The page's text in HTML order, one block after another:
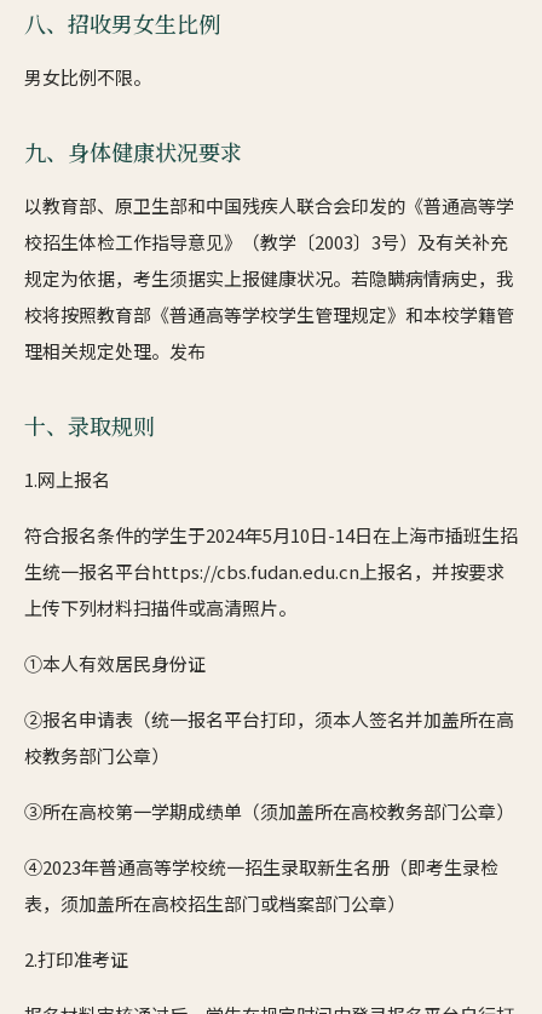
八、招收男女生比例
男女比例不限。
九、身体健康状况要求
以教育部、原卫生部和中国残疾人联合会印发的《普通高等学
校招生体检工作指导意见》（教学〔2003〕3号）及有关补充
规定为依据，考生须据实上报健康状况。若隐瞒病情病史，我
校将按照教育部《普通高等学校学生管理规定》和本校学籍管
理相关规定处理。发布
十、录取规则
1.网上报名
符合报名条件的学生于2024年5月10日-14日在上海市插班生招
生统一报名平台https://cbs.fudan.edu.cn上报名，并按要求
上传下列材料扫描件或高清照片。
①本人有效居民身份证
②报名申请表（统一报名平台打印，须本人签名并加盖所在高
校教务部门公章）
③所在高校第一学期成绩单（须加盖所在高校教务部门公章）
④2023年普通高等学校统一招生录取新生名册（即考生录检
表，须加盖所在高校招生部门或档案部门公章）
2.打印准考证